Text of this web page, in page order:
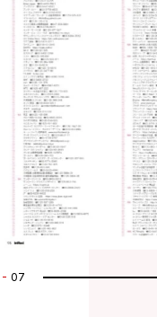
07